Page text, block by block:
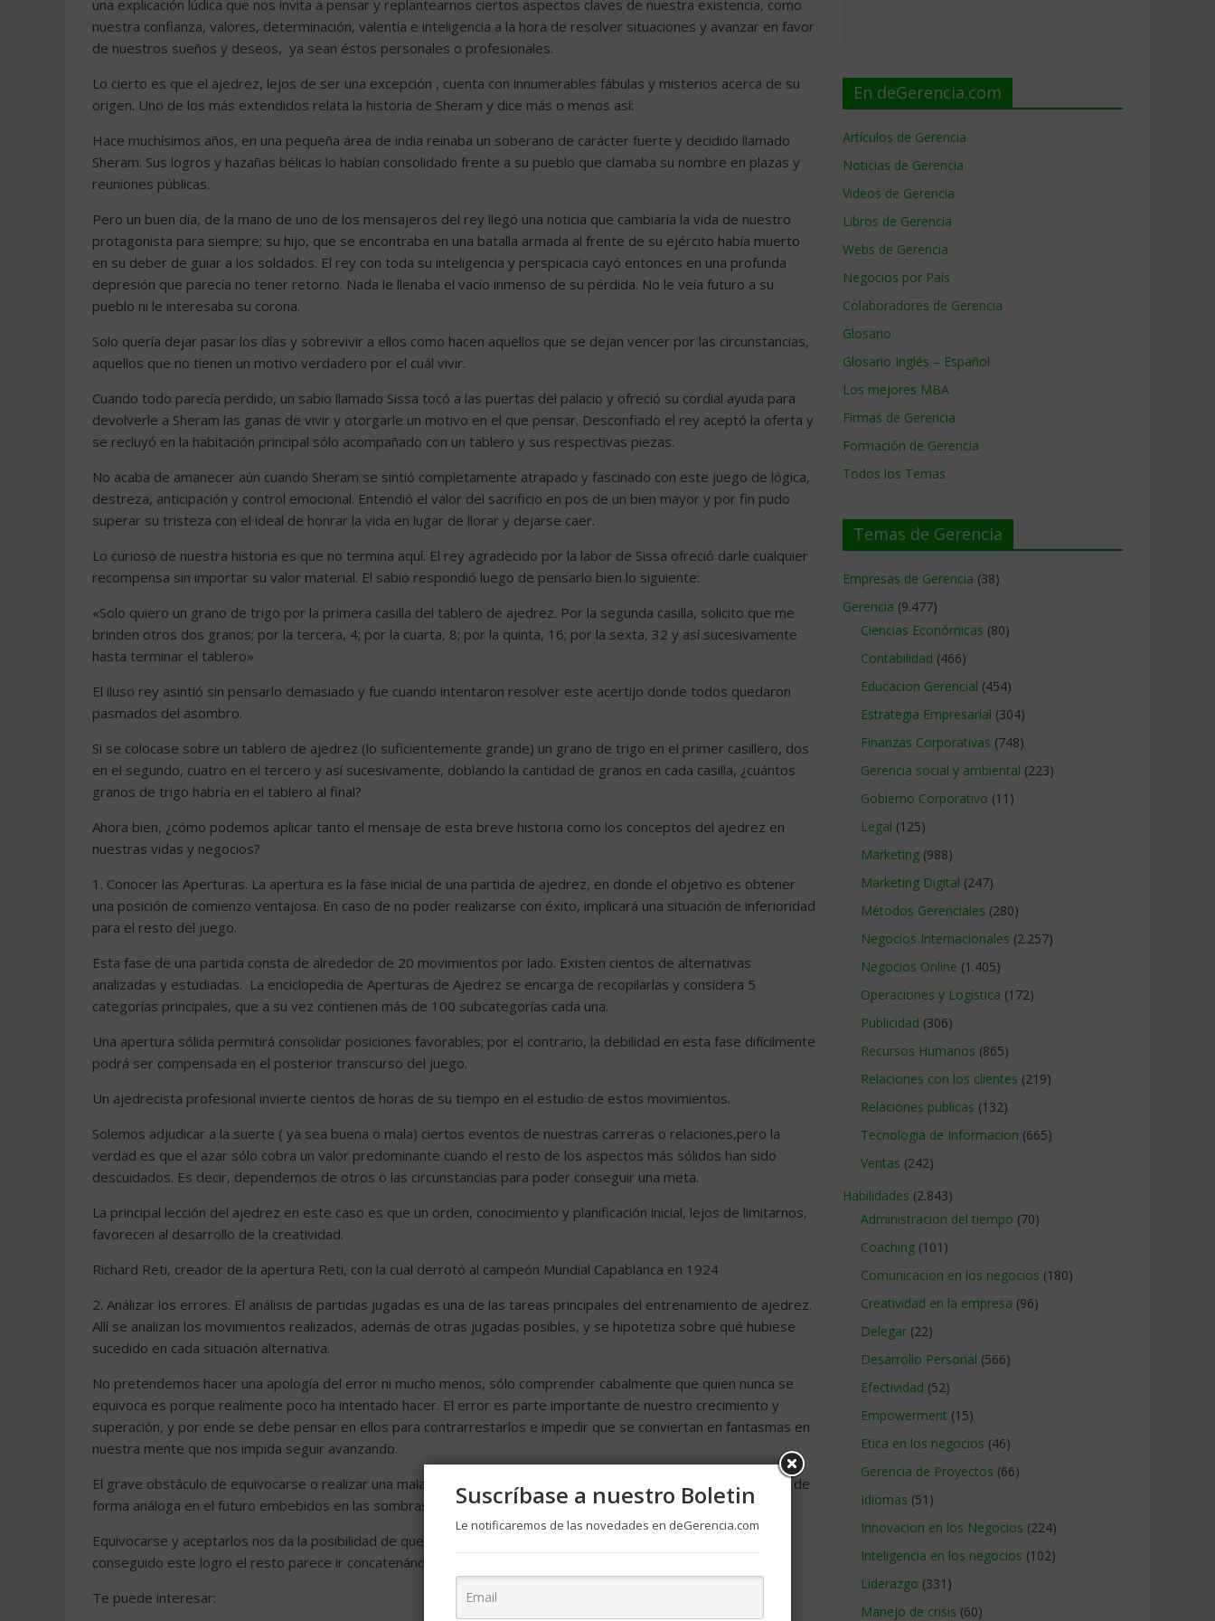
una explicación lúdica que nos invita a pensar y replantearnos ciertos aspectos claves de nuestra existencia, como
nuestra confianza, valores, determinación, valentía e inteligencia a la hora de resolver situaciones y avanzar en favor
de nuestros sueños y deseos, ya sean éstos personales o profesionales.
Lo cierto es que el ajedrez, lejos de ser una excepción , cuenta con innumerables fábulas y misterios acerca de su
origen. Uno de los más extendidos relata la historia de Sheram y dice más o menos así:
Hace muchísimos años, en una pequeña área de india reinaba un soberano de carácter fuerte y decidido llamado
Sheram. Sus logros y hazañas bélicas lo habían consolidado frente a su pueblo que clamaba su nombre en plazas y
reuniones públicas.
Pero un buen día, de la mano de uno de los mensajeros del rey llegó una noticia que cambiaría la vida de nuestro
protagonista para siempre; su hijo, que se encontraba en una batalla armada al frente de su ejército había muerto
en su deber de guiar a los soldados. El rey con toda su inteligencia y perspicacia cayó entonces en una profunda
depresión que parecía no tener retorno. Nada le llenaba el vacío inmenso de su pérdida. No le veía futuro a su
pueblo ni le interesaba su corona.
Solo quería dejar pasar los días y sobrevivir a ellos como hacen aquellos que se dejan vencer por las circunstancias,
aquellos que no tienen un motivo verdadero por el cuál vivir.
Cuando todo parecía perdido, un sabio llamado Sissa tocó a las puertas del palacio y ofreció su cordial ayuda para
devolverle a Sheram las ganas de vivir y otorgarle un motivo en el que pensar. Desconfiado el rey aceptó la oferta y
se recluyó en la habitación principal sólo acompañado con un tablero y sus respectivas piezas.
No acaba de amanecer aún cuando Sheram se sintió completamente atrapado y fascinado con este juego de lógica,
destreza, anticipación y control emocional. Entendió el valor del sacrificio en pos de un bien mayor y por fin pudo
superar su tristeza con el ideal de honrar la vida en lugar de llorar y dejarse caer.
Lo curioso de nuestra historia es que no termina aquí. El rey agradecido por la labor de Sissa ofreció darle cualquier
recompensa sin importar su valor material. El sabio respondió luego de pensarlo bien lo siguiente:
«Solo quiero un grano de trigo por la primera casilla del tablero de ajedrez. Por la segunda casilla, solicito que me
brinden otros dos granos; por la tercera, 4; por la cuarta, 8; por la quinta, 16; por la sexta, 32 y así sucesivamente
hasta terminar el tablero»
El iluso rey asintió sin pensarlo demasiado y fue cuando intentaron resolver este acertijo donde todos quedaron
pasmados del asombro.
Si se colocase sobre un tablero de ajedrez (lo suficientemente grande) un grano de trigo en el primer casillero, dos
en el segundo, cuatro en el tercero y así sucesivamente, doblando la cantidad de granos en cada casilla, ¿cuántos
granos de trigo habría en el tablero al final?
Ahora bien, ¿cómo podemos aplicar tanto el mensaje de esta breve historia como los conceptos del ajedrez en
nuestras vidas y negocios?
1. Conocer las Aperturas. La apertura es la fase inicial de una partida de ajedrez, en donde el objetivo es obtener
una posición de comienzo ventajosa. En caso de no poder realizarse con éxito, implicará una situación de inferioridad
para el resto del juego.
Esta fase de una partida consta de alrededor de 20 movimientos por lado. Existen cientos de alternativas
analizadas y estudiadas. La enciclopedia de Aperturas de Ajedrez se encarga de recopilarlas y considera 5
categorías principales, que a su vez contienen más de 100 subcategorías cada una.
Una apertura sólida permitirá consolidar posiciones favorables; por el contrario, la debilidad en esta fase difícilmente
podrá ser compensada en el posterior transcurso del juego.
Un ajedrecista profesional invierte cientos de horas de su tiempo en el estudio de estos movimientos.
Solemos adjudicar a la suerte ( ya sea buena o mala) ciertos eventos de nuestras carreras o relaciones,pero la
verdad es que el azar sólo cobra un valor predominante cuando el resto de los aspectos más sólidos han sido
descuidados. Es decir, dependemos de otros o las circunstancias para poder conseguir una meta.
La principal lección del ajedrez en este caso es que un orden, conocimiento y planificación inicial, lejos de limitarnos,
favorecen al desarrollo de la creatividad.
Richard Reti, creador de la apertura Reti, con la cual derrotó al campeón Mundial Capablanca en 1924
2. Análizar los errores. El análisis de partidas jugadas es una de las tareas principales del entrenamiento de ajedrez.
Allí se analizan los movimientos realizados, además de otras jugadas posibles, y se hipotetiza sobre qué hubiese
sucedido en cada situación alternativa.
No pretendemos hacer una apología del error ni mucho menos, sólo comprender cabalmente que quien nunca se
equivoca es porque realmente poco ha intentado hacer. El error es parte importante de nuestro crecimiento y
superación, y por ende se debe pensar en ellos para contrarrestarlos e impedir que se conviertan en fantasmas en
nuestra mente que nos impida seguir avanzando.
El grave obstáculo de equivocarse o realizar una mala jugada es quedarse anclado en el pasado y luego accionar de
forma análoga en el futuro embebidos en las sombras del miedo y la inseguridad.
Equivocarse y aceptarlos nos da la posibilidad de querernos, aceptarnos y respetarnos como persona. Una vez
conseguido este logro el resto parece ir concatenándose de manera positiva.
Te puede interesar:
En deGerencia.com
Artículos de Gerencia
Noticias de Gerencia
Videos de Gerencia
Libros de Gerencia
Webs de Gerencia
Negocios por País
Colaboradores de Gerencia
Glosario
Glosario Inglés – Español
Los mejores MBA
Firmas de Gerencia
Formación de Gerencia
Todos los Temas
Temas de Gerencia
Empresas de Gerencia (38)
Gerencia (9.477)
Ciencias Económicas (80)
Contabilidad (466)
Educacion Gerencial (454)
Estrategia Empresarial (304)
Finanzas Corporativas (748)
Gerencia social y ambiental (223)
Gobierno Corporativo (11)
Legal (125)
Marketing (988)
Marketing Digital (247)
Métodos Gerenciales (280)
Negocios Internacionales (2.257)
Negocios Online (1.405)
Operaciones y Logística (172)
Publicidad (306)
Recursos Humanos (865)
Relaciones con los clientes (219)
Relaciones publicas (132)
Tecnologia de Informacion (665)
Ventas (242)
Habilidades (2.843)
Administracion del tiempo (70)
Coaching (101)
Comunicacion en los negocios (180)
Creatividad en la empresa (96)
Delegar (22)
Desarrollo Personal (566)
Efectividad (52)
Empowerment (15)
Etica en los negocios (46)
Gerencia de Proyectos (66)
Idiomas (51)
Innovacion en los Negocios (224)
Inteligencia en los negocios (102)
Liderazgo (331)
Manejo de crisis (60)
Suscríbase a nuestro Boletin
Le notificaremos de las novedades en deGerencia.com